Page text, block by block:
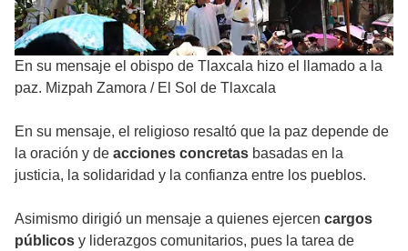
En su mensaje el obispo de Tlaxcala hizo el llamado a la
paz. Mizpah Zamora / El Sol de Tlaxcala
En su mensaje, el religioso resaltó que la paz depende de
la oración y de acciones concretas basadas en la
justicia, la solidaridad y la confianza entre los pueblos.
Asimismo dirigió un mensaje a quienes ejercen cargos
públicos y liderazgos comunitarios, pues la tarea de